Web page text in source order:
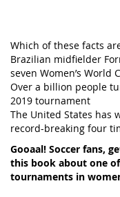
Which of these facts
Brazilian midfielder
seven Women’s World
Over a billion people
2019 tournament
The United States has
record-breaking four
Gooaal! Soccer fans,
this book about one
tournaments in